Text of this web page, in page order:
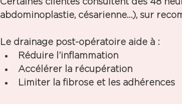
abdominoplastie, césarienne…), sur
Le drainage post-opératoire aide à :
Réduire l’inflammation
Accélérer la récupération
Limiter la fibrose et les adhérences